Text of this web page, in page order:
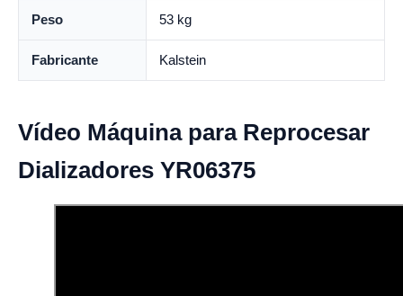
Peso 53 kg
Fabricante Kalstein
Vídeo Máquina para Reprocesar
Dializadores YR06375